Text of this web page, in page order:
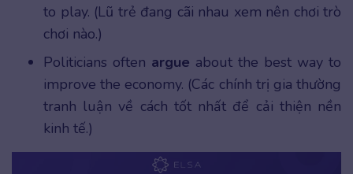
to play. (Lũ trẻ đang cãi nhau xem nên chơi trò
chơi nào.)
Politicians often argue about the best way to
improve the economy. (Các chính trị gia thường
tranh luận về cách tốt nhất để cải thiện nền
kinh tế.)